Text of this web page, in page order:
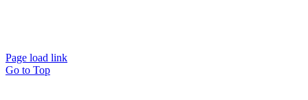
Page load link
Go to Top